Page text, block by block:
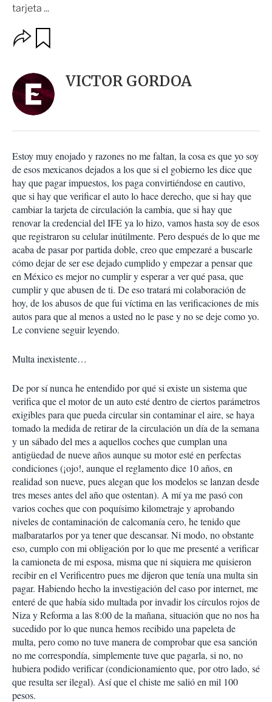
tarjeta ...
O
p
n
e
s
o
m
p
a
r
i
r
a
r
VICTOR GORDOA
Estoy muy enojado y razones no me faltan, la cosa es que yo soy
de esos mexicanos dejados a los que si el gobierno les dice que
hay que pagar impuestos, los paga convirtiéndose en cautivo,
que si hay que verificar el auto lo hace derecho, que si hay que
cambiar la tarjeta de circulación la cambia, que si hay que
renovar la credencial del IFE ya lo hizo, vamos hasta soy de esos
que registraron su celular inútilmente. Pero después de lo que me
acaba de pasar por partida doble, creo que empezaré a buscarle
cómo dejar de ser ese dejado cumplido y empezar a pensar que
en México es mejor no cumplir y esperar a ver qué pasa, que
cumplir y que abusen de ti. De eso tratará mi colaboración de
hoy, de los abusos de que fui víctima en las verificaciones de mis
autos para que al menos a usted no le pase y no se deje como yo.
Le conviene seguir leyendo.
Multa inexistente…
De por sí nunca he entendido por qué si existe un sistema que
verifica que el motor de un auto esté dentro de ciertos parámetros
exigibles para que pueda circular sin contaminar el aire, se haya
tomado la medida de retirar de la circulación un día de la semana
y un sábado del mes a aquellos coches que cumplan una
antigüedad de nueve años aunque su motor esté en perfectas
condiciones (¡ojo!, aunque el reglamento dice 10 años, en
realidad son nueve, pues alegan que los modelos se lanzan desde
tres meses antes del año que ostentan). A mí ya me pasó con
varios coches que con poquísimo kilometraje y aprobando
niveles de contaminación de calcomanía cero, he tenido que
malbaratarlos por ya tener que descansar. Ni modo, no obstante
eso, cumplo con mi obligación por lo que me presenté a verificar
la camioneta de mi esposa, misma que ni siquiera me quisieron
recibir en el Verificentro pues me dijeron que tenía una multa sin
pagar. Habiendo hecho la investigación del caso por internet, me
enteré de que había sido multada por invadir los círculos rojos de
Niza y Reforma a las 8:00 de la mañana, situación que no nos ha
sucedido por lo que nunca hemos recibido una papeleta de
multa, pero como no tuve manera de comprobar que esa sanción
no me correspondía, simplemente tuve que pagarla, si no, no
hubiera podido verificar (condicionamiento que, por otro lado, sé
que resulta ser ilegal). Así que el chiste me salió en mil 100
pesos.